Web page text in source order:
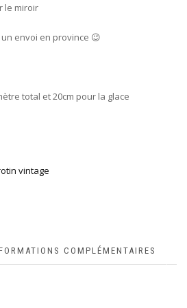
le miroir
un envoi en province 😉
total et 20cm pour la glace
vintage
COMPLÉMENTAIRES